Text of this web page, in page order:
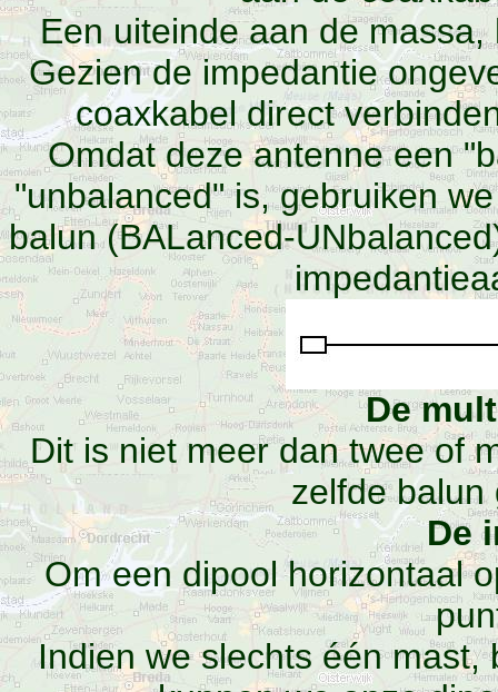
Een uiteinde aan de
Gezien de impedantie
coaxkabel direct
Omdat deze antenne een
"unbalanced" is, gebruiken
balun (BALanced-
De
Dit is niet meer dan twee of
zelfde balun
De
Om een dipool horizontaal
Indien we slechts één